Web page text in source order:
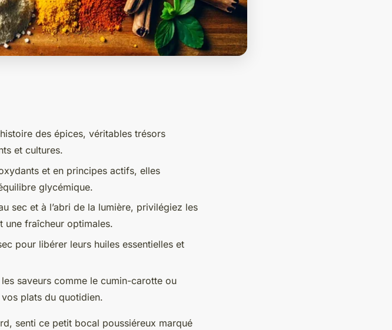
des épices, véritables trésors
et cultures.
et en principes actifs, elles
glycémique.
sec et à l’abri de la lumière, privilégiez les
une fraîcheur optimales.
pour libérer leurs huiles essentielles et
saveurs comme le cumin-carotte ou
plats du quotidien.
senti ce petit bocal poussiéreux marqué